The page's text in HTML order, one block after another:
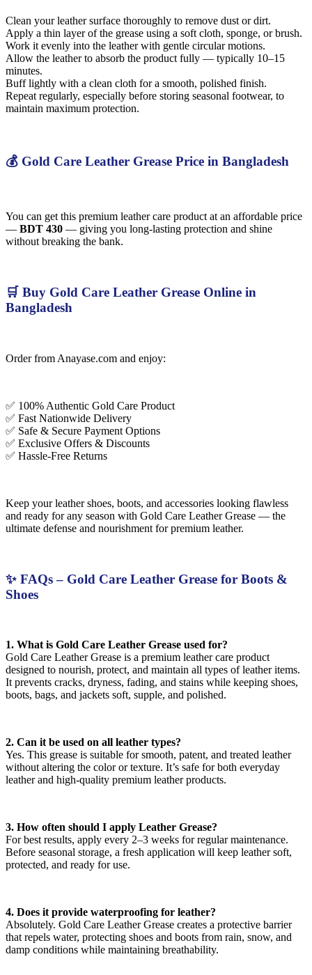
Clean your leather surface thoroughly to remove dust or dirt.
Apply a thin layer of the grease using a soft cloth, sponge, or brush.
Work it evenly into the leather with gentle circular motions.
Allow the leather to absorb the product fully — typically 10–15
minutes.
Buff lightly with a clean cloth for a smooth, polished finish.
Repeat regularly, especially before storing seasonal footwear, to
maintain maximum protection.
💰 Gold Care Leather Grease Price in Bangladesh
You can get this premium leather care product at an affordable price
— BDT 430 — giving you long-lasting protection and shine
without breaking the bank.
🛒 Buy Gold Care Leather Grease Online in
Bangladesh
Order from Anayase.com and enjoy:
✅ 100% Authentic Gold Care Product
✅ Fast Nationwide Delivery
✅ Safe & Secure Payment Options
✅ Exclusive Offers & Discounts
✅ Hassle-Free Returns
Keep your leather shoes, boots, and accessories looking flawless
and ready for any season with Gold Care Leather Grease — the
ultimate defense and nourishment for premium leather.
✨ FAQs – Gold Care Leather Grease for Boots &
Shoes
1. What is Gold Care Leather Grease used for?
Gold Care Leather Grease is a premium leather care product
designed to nourish, protect, and maintain all types of leather items.
It prevents cracks, dryness, fading, and stains while keeping shoes,
boots, bags, and jackets soft, supple, and polished.
2. Can it be used on all leather types?
Yes. This grease is suitable for smooth, patent, and treated leather
without altering the color or texture. It’s safe for both everyday
leather and high-quality premium leather products.
3. How often should I apply Leather Grease?
For best results, apply every 2–3 weeks for regular maintenance.
Before seasonal storage, a fresh application will keep leather soft,
protected, and ready for use.
4. Does it provide waterproofing for leather?
Absolutely. Gold Care Leather Grease creates a protective barrier
that repels water, protecting shoes and boots from rain, snow, and
damp conditions while maintaining breathability.